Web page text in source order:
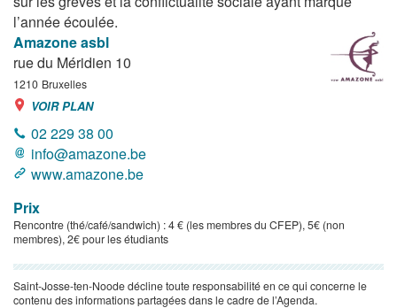
l’année écoulée.
Amazone asbl
rue du Méridien 10
1210 Bruxelles
VOIR PLAN
02 229 38 00
info@amazone.be
www.amazone.be
Prix
Rencontre (thé/café/sandwich) : 4 € (les membres du CFEP), 5€ (non
membres), 2€ pour les étudiants
Saint-Josse-ten-Noode décline toute responsabilité en ce qui concerne le
contenu des informations partagées dans le cadre de l’Agenda.